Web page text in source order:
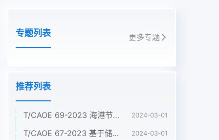
专题列表 更多专题
推荐列表
T/CAOE 69-2023 海港节约集约用海标准 2024-03-01
T/CAOE 67-2023 基于储量差值法的滨海蓝碳碳库增量监测技术规程 第4 部分：盐沼 2024-03-01